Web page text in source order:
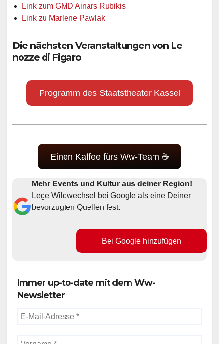
Link zum GMD Ainars Rubikis
Link zu Marlene Pawlak
Die nächsten Veranstaltungen von Le
nozze di Figaro
Programm des Staatstheater Kassel
Einen Kaffee fürs Ww-Team ☕
Mehr Events und Kultur aus deiner Region!
Lege Wildwechsel bei Google als eine Deiner
bevorzugten Quellen fest.
Bei Google hinzufügen
Immer up-to-date mit dem Ww-
Newsletter